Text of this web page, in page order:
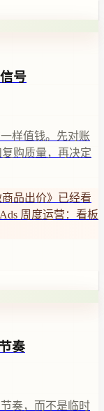
号
样值钱。先对账
购质量，再决定
商品出价》已经看
周度运营：看板
奏
奏，而不是临时